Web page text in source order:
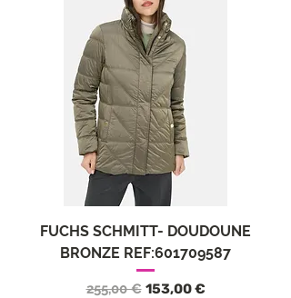
FUCHS SCHMITT- DOUDOUNE
BRONZE REF:601709587
Precio
255,00 € Precio de oferta
153,00 €